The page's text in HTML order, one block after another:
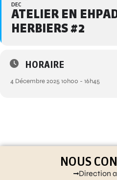
DEC
ATELIER EN
HERBIERS #2
HORAIRE
4 Décembre 2025 10h00 - 16h45
NOUS
Direction